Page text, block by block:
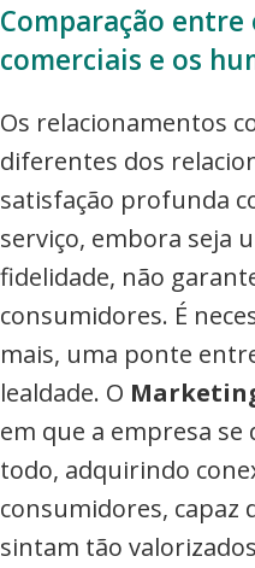
Comparação
comerciais e os
Os relacionamentos
diferentes dos
satisfação profunda
serviço, embora seja
fidelidade, não
consumidores. É
mais, uma ponte
lealdade. O
em que a empresa
todo, adquirindo
consumidores, capaz
sintam tão